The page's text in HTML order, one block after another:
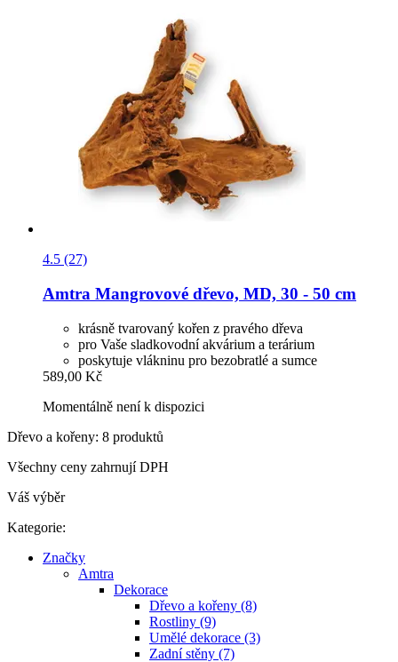
4.5 (27)
Amtra Mangrovové dřevo, MD, 30 -​ 50 cm
krásně tvarovaný kořen z pravého dřeva
pro Vaše sladkovodní akvárium a terárium
poskytuje vlákninu pro bezobratlé a sumce
589,00 Kč
Momentálně není k dispozici
Dřevo a kořeny: 8 produktů
Všechny ceny zahrnují DPH
Váš výběr
Kategorie:
Značky
Amtra
Dekorace
Dřevo a kořeny (8)
Rostliny (9)
Umělé dekorace (3)
Zadní stěny (7)